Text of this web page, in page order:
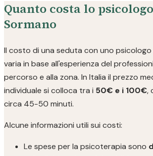
Quanto costa lo
Sormano
Il costo di una seduta con uno
varia in base all'esperienza del
percorso e alla zona. In Italia il prezzo
individuale si colloca tra i 50€ e i 100€,
circa 45-50 minuti.
Alcune informazioni utili sui costi:
Le spese per la psicoterapia sono